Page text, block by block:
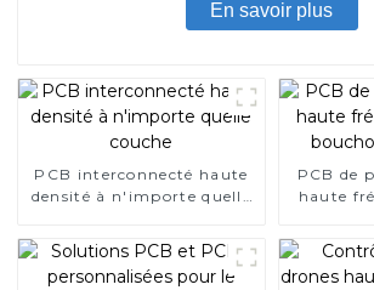
En savoir plus
PCB interconnecté haute
densité à n'importe quelle
PCB de
haute